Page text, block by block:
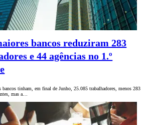
bancos reduziram 283
e 44 agências no 1.º
bancos tinham, em final de Junho, 25.085 trabalhadores, menos 283
mas a…